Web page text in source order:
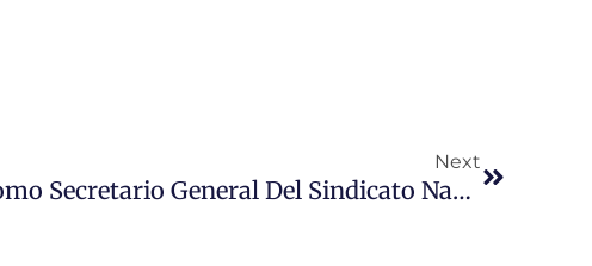
Next
Electo Delijorge Como Secretario General Del Sindicato Nacional De Picadores Y Banderilleros De La CATEM